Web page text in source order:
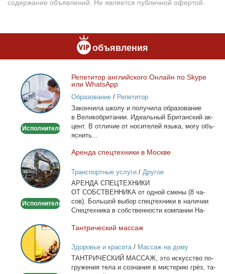
содержание объявлений. Не является публичной офертой.
объявления
Репетитор
английского
Онлайн
по
или
Исполнитель
Ре­пе­ти­тор ан­глий­ско­го Он­лайн по Skype
или WhatsApp
Образование/ Репетитор
За­кон­чи­ла шко­лу и по­лу­чи­ла об­ра­зо­ва­ние
в Ве­ли­ко­бри­та­нии. Иде­аль­ный Бри­тан­ский ак­
цент. В от­ли­чие от но­си­те­лей язы­ка, мо­гу объ­
яс­нить...
Аренда
спецтехники
в
Москве
Исполнитель
Арен­да спец­тех­ни­ки в Москве
Транспортные услуги/ Другое
АРЕНДА СПЕЦТЕХНИКИ
ОТ СОБСТВЕННИКА от од­ной сме­ны (8 ча­
сов). Боль­шой вы­бор спец­тех­ни­ки в на­ли­чии
Спец­тех­ни­ка в соб­ствен­но­сти ком­па­нии На­
Тантрический
массаж
Тан­три­че­ский мас­саж
Здоровье и красота/ Массаж на дому
ТАНТРИЧЕСКИЙ МАССАЖ, это ис­кус­ство по­
гру­же­ния те­ла и со­зна­ния в ми­сте­рию грёз, та­